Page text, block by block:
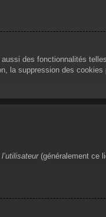
des fonctionnalités
la suppression des cookies
(généralement ce